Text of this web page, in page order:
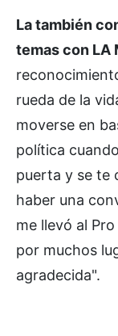
La también
temas con LA
rueda de la
moverse en
política
puerta y se te
haber una
me llevó al
por muchos
agradecida".